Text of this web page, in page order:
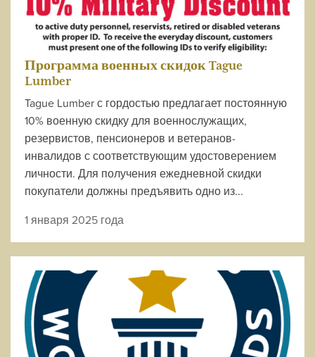
Программа военных скидок Tague
Lumber
Tague Lumber с гордостью предлагает постоянную
10% военную скидку для военнослужащих,
резервистов, пенсионеров и ветеранов-
инвалидов с соответствующим удостоверением
личности. Для получения ежедневной скидки
покупатели должны предъявить одно из...
1 января 2025 года